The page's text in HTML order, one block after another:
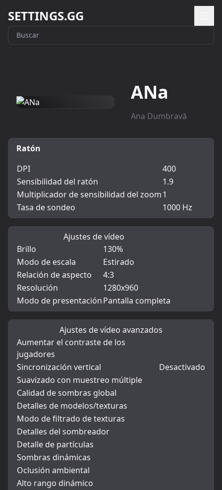
SETTINGS.GG
ANa
Ana Dumbravă
Ratón
DPI
400
Sensibilidad del ratón
1.9
Multiplicador de sensibilidad del zoom1
Tasa de sondeo
1000 Hz
Ajustes de vídeo
Brillo
130%
Modo de escala
Estirado
Relación de aspecto
4:3
Resolución
1280x960
Modo de presentaciónPantalla completa
Ajustes de vídeo avanzados
Aumentar el contraste de los
jugadores
Sincronización vertical
Desactivado
Suavizado con muestreo múltiple
Calidad de sombras global
Detalles de modelos/texturas
Modo de filtrado de texturas
Detalles del sombreador
Detalle de partículas
Sombras dinámicas
Oclusión ambiental
Alto rango dinámico